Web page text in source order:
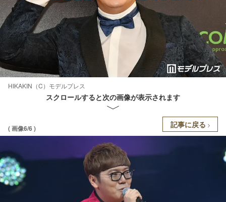
HIKAKIN（C）モデルプレス
スクロールすると次の画像が表示されます
( 画像6/6 ) 記事に戻る